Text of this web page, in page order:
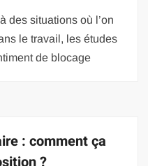
des situations où l’on
le travail, les études
de blocage
: comment ça